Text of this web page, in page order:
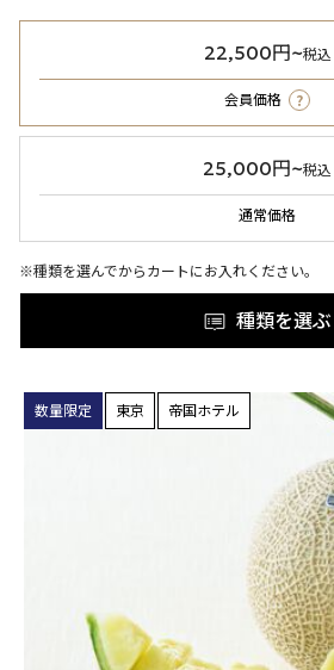
22,500円~税込
会員価格 ?
25,000円~税込
通常価格
※種類を選んでからカートにお入れください。
種類を選ぶ
数量限定 東京 帝国ホテル